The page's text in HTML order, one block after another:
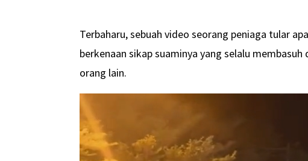
Terbaharu, sebuah video seorang peniaga tular
berkenaan sikap suaminya yang selalu
orang lain.